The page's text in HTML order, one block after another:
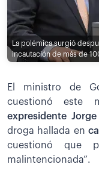
La polémica surgió
incautación de más de
El ministro de
cuestionó este
expresidente
droga hallada en
cuestionó que
malintencionada”.